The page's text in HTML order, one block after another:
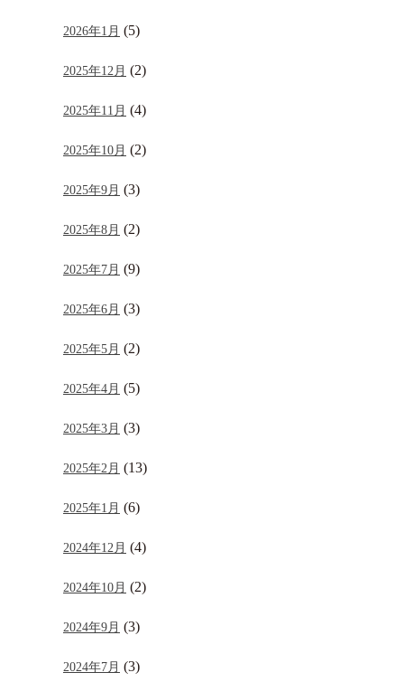
2026年1月 (5)
2025年12月 (2)
2025年11月 (4)
2025年10月 (2)
2025年9月 (3)
2025年8月 (2)
2025年7月 (9)
2025年6月 (3)
2025年5月 (2)
2025年4月 (5)
2025年3月 (3)
2025年2月 (13)
2025年1月 (6)
2024年12月 (4)
2024年10月 (2)
2024年9月 (3)
2024年7月 (3)